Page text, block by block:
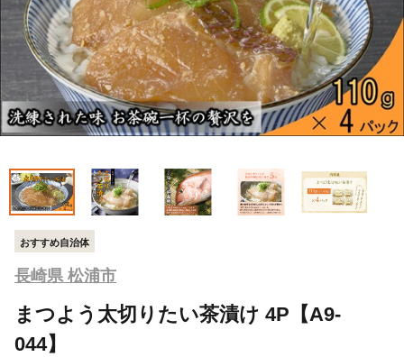
おすすめ自治体
長崎県 松浦市
まつよう太切りたい茶漬け 4P【A9-
044】